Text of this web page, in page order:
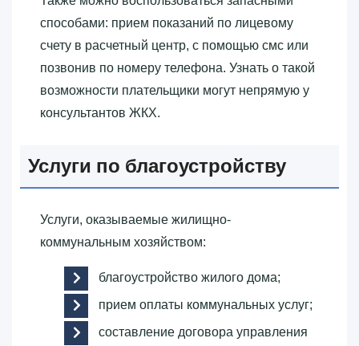
способами: прием показаний по лицевому
счету в расчетный центр, с помощью смс или
позвонив по номеру телефона. Узнать о такой
возможности плательщики могут непрямую у
консультантов ЖКХ.
Услуги по благоустройству
Услуги, оказываемые жилищно-
коммунальным хозяйством:
благоустройство жилого дома;
прием оплаты коммунальных услуг;
составление договора управления